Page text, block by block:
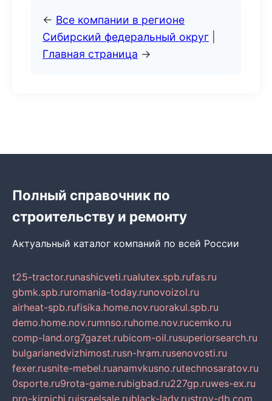
← Все компании в регионе
Сибирский федеральный округ
Главная страница →
Полный справочник по
строительству и ремонту
Актуальный каталог компаний по всей России
t25-tractor.runashicveti.rualutex.spb.rufas.ru
gbmk.spb.ruromania-today.runovoizol.ru
airheat-spb.rufisika.home.nov.ruorakul.spb.ru
demo.home.nov.rumnso.ruhome.nov.rucemko.ru
comp-land.org7gazet.rubicom-oil.rusuperiorsearch.ru
bulgarianedvizhimost.rusn-hram.rusenovosti.ru
fexer.rusnite-mebel.ruanamvkusno.rutechnosaratov.ru
0sporte.ru9rota-game.rubigbad.ru227gp.ruwes-ex.ru
pro-kirpichi.ruisraelsale.rublack-lady.rustroy-db.com